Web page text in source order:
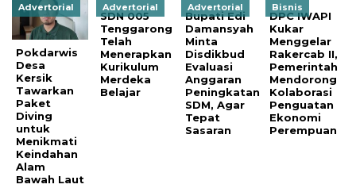
Advertorial
Pokdarwis
Desa
Kersik
Tawarkan
Paket
Diving
untuk
Menikmati
Keindahan
Alam
Bawah Laut
Advertorial
SDN 005
Tenggarong
Telah
Menerapkan
Kurikulum
Merdeka
Belajar
Advertorial
Bupati Edi
Damansyah
Minta
Disdikbud
Evaluasi
Anggaran
Peningkatan
SDM, Agar
Tepat
Sasaran
Bisnis
DPC IWAPI
Kukar
Menggelar
Rakercab II,
Pemerintah
Mendorong
Kolaborasi
Penguatan
Ekonomi
Perempuan